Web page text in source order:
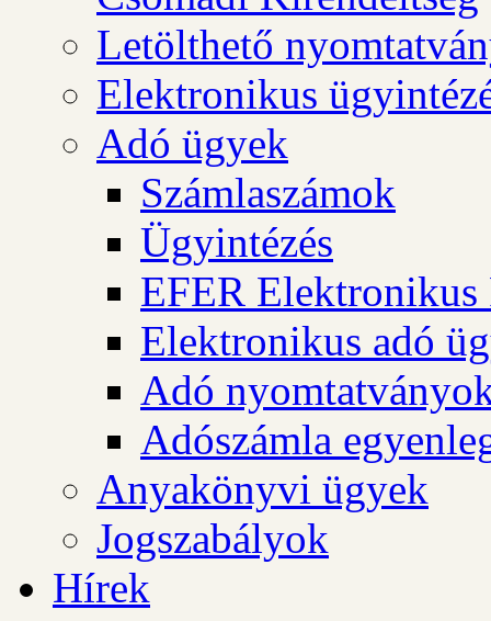
Letölthető
Elektronikus
Adó ügyek
Számlaszámok
Ügyintézés
EFER Elektronikus
Elektronikus adó
Adó
Adószámla
Anyakönyvi ügyek
Jogszabályok
Hírek